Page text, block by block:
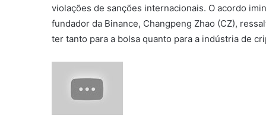
violações de sanções internacionais. O acordo
fundador da Binance, Changpeng Zhao (CZ),
ter tanto para a bolsa quanto para a indústria de